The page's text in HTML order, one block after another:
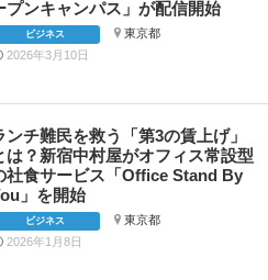
プンキャンパス」が配信開始
ビジネス
東京都
2026年3月10日
ンチ難民を救う「第3の賃上げ」
は？新宿中村屋がオフィス常設型
社食サービス「Office Stand By
」を開始
ビジネス
東京都
2026年1月8日